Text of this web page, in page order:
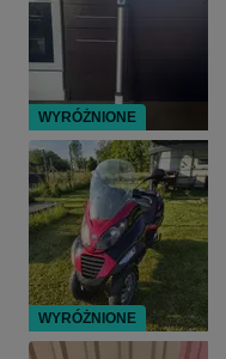
WYRÓŻNIONE
WYRÓŻNIONE